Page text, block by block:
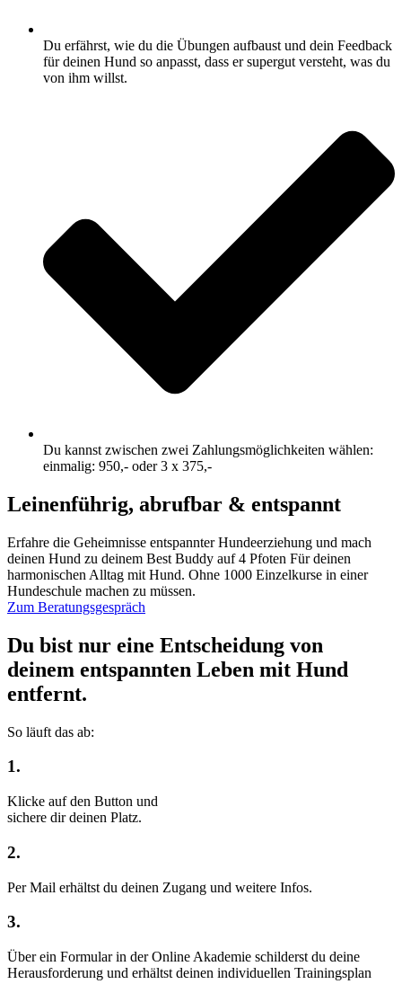
Du erfährst, wie du die Übungen aufbaust und dein Feedback
für deinen Hund so anpasst, dass er supergut versteht, was du
von ihm willst.
Du kannst zwischen zwei Zahlungsmöglichkeiten wählen:
einmalig: 950,- oder 3 x 375,-
Leinenführig, abrufbar & entspannt
Erfahre die Geheimnisse entspannter Hundeerziehung und mach
deinen Hund zu deinem Best Buddy auf 4 Pfoten Für deinen
harmonischen Alltag mit Hund. Ohne 1000 Einzelkurse in einer
Hundeschule machen zu müssen.
Zum Beratungsgespräch
Du bist nur eine Entscheidung von
deinem entspannten Leben mit Hund
entfernt.
So läuft das ab:
1.
Klicke auf den Button und
sichere dir deinen Platz.
2.
Per Mail erhältst du deinen Zugang und weitere Infos.
3.
Über ein Formular in der Online Akademie schilderst du deine
Herausforderung und erhältst deinen individuellen Trainingsplan